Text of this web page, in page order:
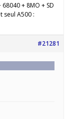
+ 8MO + SD
seul A500 :
#21281